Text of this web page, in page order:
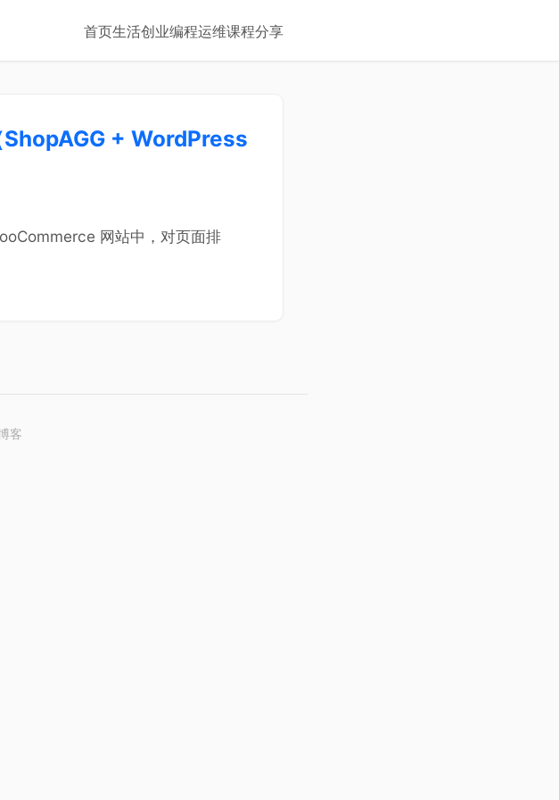
首页生活创业编程运维课程分享
ShopAGG + WordPress
网站中，对页面排
客